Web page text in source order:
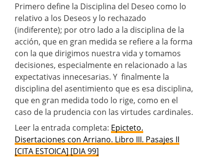
Primero define la Disciplina del Deseo como lo
relativo a los Deseos y lo rechazado
(indiferente); por otro lado a la disciplina de la
acción, que en gran medida se refiere a la forma
con la que dirigimos nuestra vida y tomamos
decisiones, especialmente en relacionado a las
expectativas innecesarias. Y finalmente la
disciplina del asentimiento que es esa disciplina,
que en gran medida todo lo rige, como en el
caso de la prudencia con las virtudes cardinales.
Leer la entrada completa: Epicteto.
Disertaciones con Arriano. Libro III. Pasajes II
[CITA ESTOICA] [DIA 99]